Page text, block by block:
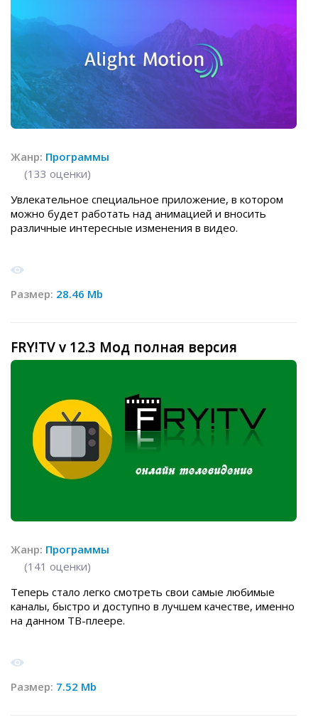
Жанр: Программы
(133 оценки)
Увлекательное специальное приложение, в котором
можно будет работать над анимацией и вносить
различные интересные изменения в видео.
Размер: 28.46 Mb
FRY!TV v 12.3 Мод полная версия
Жанр: Программы
(141 оценки)
Теперь стало легко смотреть свои самые любимые
каналы, быстро и доступно в лучшем качестве, именно
на данном ТВ-плеере.
Размер: 7.52 Mb